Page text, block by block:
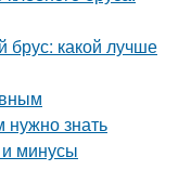
какой лучше
знать
минусы